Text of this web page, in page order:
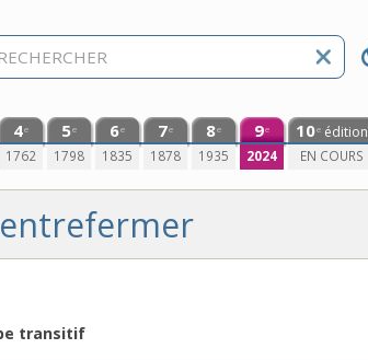
4e
1762
5e
1798
6e
1835
7e
1878
8e
1935
9e
2024
10e édition
EN COURS
entrefermer
transitif